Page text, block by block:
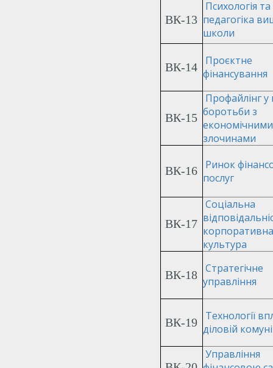
ВК-13
Психологія та
педагогіка
школи
ВК-14
Проєктне
фінансування
ВК-15
Профайлінг у
боротьби з
економічними
злочинами
ВК-16
Ринок
послуг
ВК-17
Соціальна
корпоративна
культура
ВК-18 Стратегічне
управління
ВК-19
Технології
діловій
Управління